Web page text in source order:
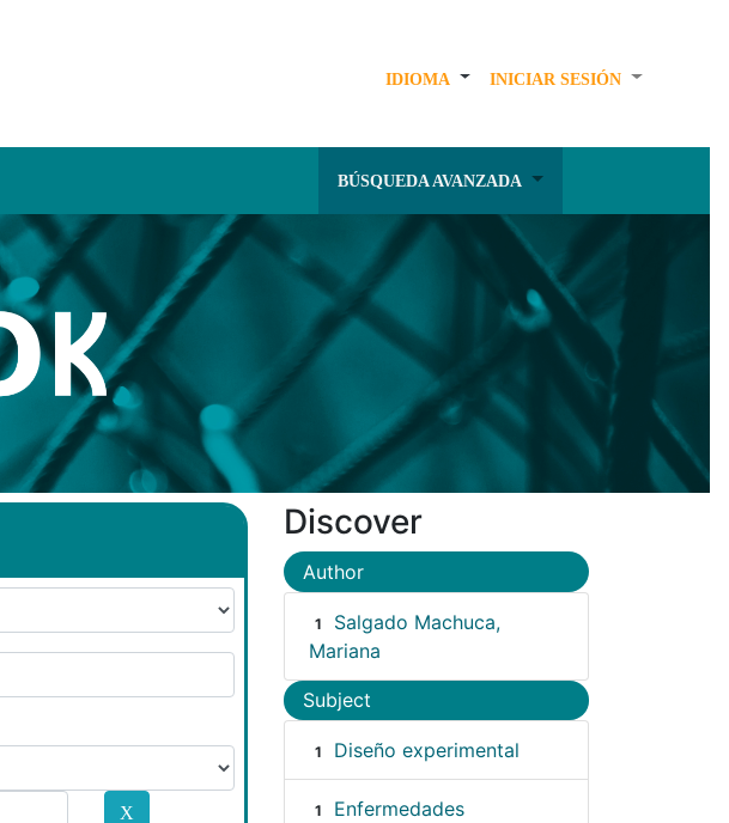
IDIOMA INICIAR SESIÓN
BÚSQUEDA AVANZADA
Discover
Author
1
Salgado Machuca,
Mariana
Subject
1 Diseño experimental
1
Enfermedades